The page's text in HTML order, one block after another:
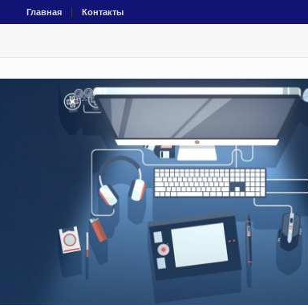
Главная Контакты